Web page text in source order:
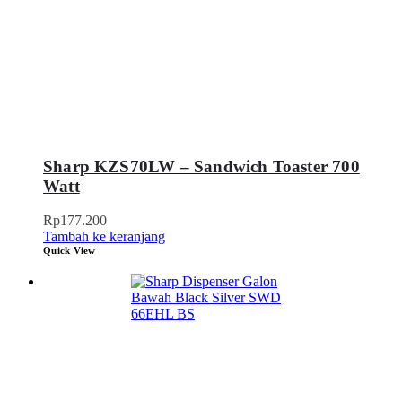
Sharp KZS70LW – Sandwich Toaster 700
Watt
Rp177.200
Tambah ke keranjang
Quick View